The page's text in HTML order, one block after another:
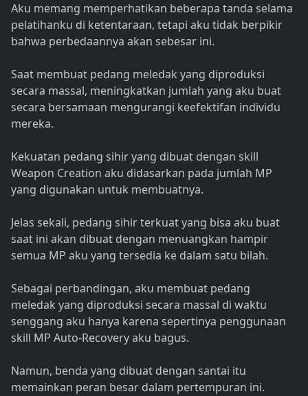
Aku memang memperhatikan beberapa tanda selama
pelatihanku di ketentaraan, tetapi aku tidak berpikir
bahwa perbedaannya akan sebesar ini.
Saat membuat pedang meledak yang diproduksi
secara massal, meningkatkan jumlah yang aku buat
secara bersamaan mengurangi keefektifan individu
mereka.
Kekuatan pedang sihir yang dibuat dengan skill
Weapon Creation aku didasarkan pada jumlah MP
yang digunakan untuk membuatnya.
Jelas sekali, pedang sihir terkuat yang bisa aku buat
saat ini akan dibuat dengan menuangkan hampir
semua MP aku yang tersedia ke dalam satu bilah.
Sebagai perbandingan, aku membuat pedang
meledak yang diproduksi secara massal di waktu
senggang aku hanya karena sepertinya penggunaan
skill MP Auto-Recovery aku bagus.
Namun, benda yang dibuat dengan santai itu
memainkan peran besar dalam pertempuran ini.